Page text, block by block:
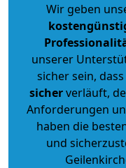
Wir geben
unserer
sicher sein,
sicherverläuft,
Anforderungen
haben die
und